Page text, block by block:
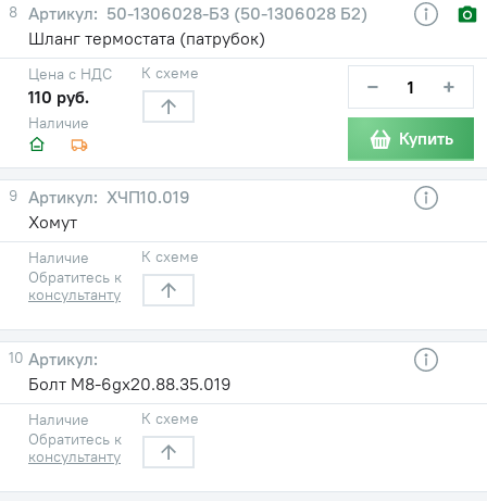
8
50-1306028-Б3 (50-1306028 Б2)
Шланг термостата (патрубок)
Наличие
Цена с НДС
110 руб.
К схеме − +
Купить
9
ХЧП10.019
Хомут
Наличие
Обратитесь к
консультанту
К схеме
10
Болт М8-6gх20.88.35.019
Наличие
Обратитесь к
консультанту
К схеме